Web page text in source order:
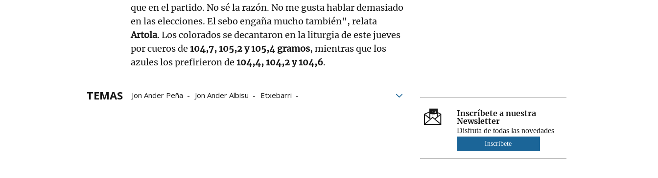
que en el partido. No sé la razón. No me gusta hablar demasiado
en las elecciones. El sebo engaña mucho también", relata
Artola. Los colorados se decantaron en la liturgia de este jueves
por cueros de 104,7, 105,2 y 105,4 gramos, mientras que los
azules los prefirieron de 104,4, 104,2 y 104,6.
TEMAS Jon Ander Peña Jon Ander Albisu
Etxebarri
Inscríbete a nuestra
Newsletter
Disfruta de todas las novedades
Inscríbete